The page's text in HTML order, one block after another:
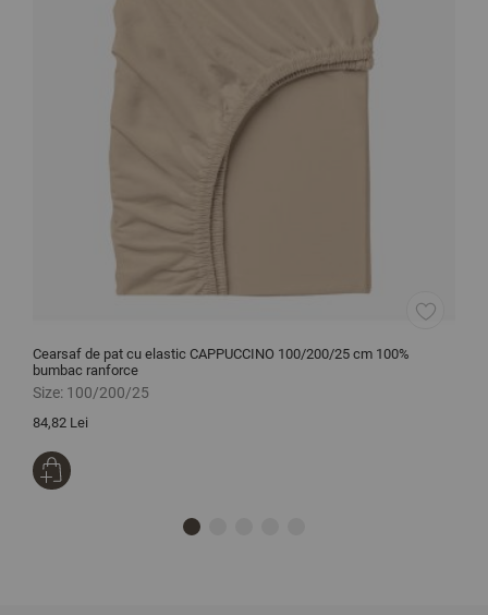
Cearsaf de pat cu elastic CAPPUCCINO 100/200/25 cm 100%
bumbac ranforce
Size: 100/200/25
84,82 Lei